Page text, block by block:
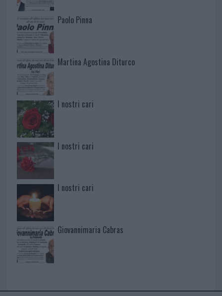
Paolo Pinna
Martina Agostina Diturco
I nostri cari
I nostri cari
I nostri cari
Giovannimaria Cabras